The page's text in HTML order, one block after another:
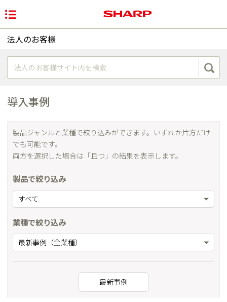
法人のお客様
導入事例
製品ジャンルと業種で絞り込みができます。いずれか片方だけ
でも可能です。
両方を選択した場合は「且つ」の結果を表示します。
製品で絞り込み
すべて
業種で絞り込み
最新事例（全業種）
最新事例